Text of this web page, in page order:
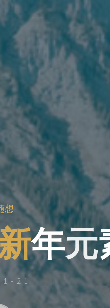
想
年元
21